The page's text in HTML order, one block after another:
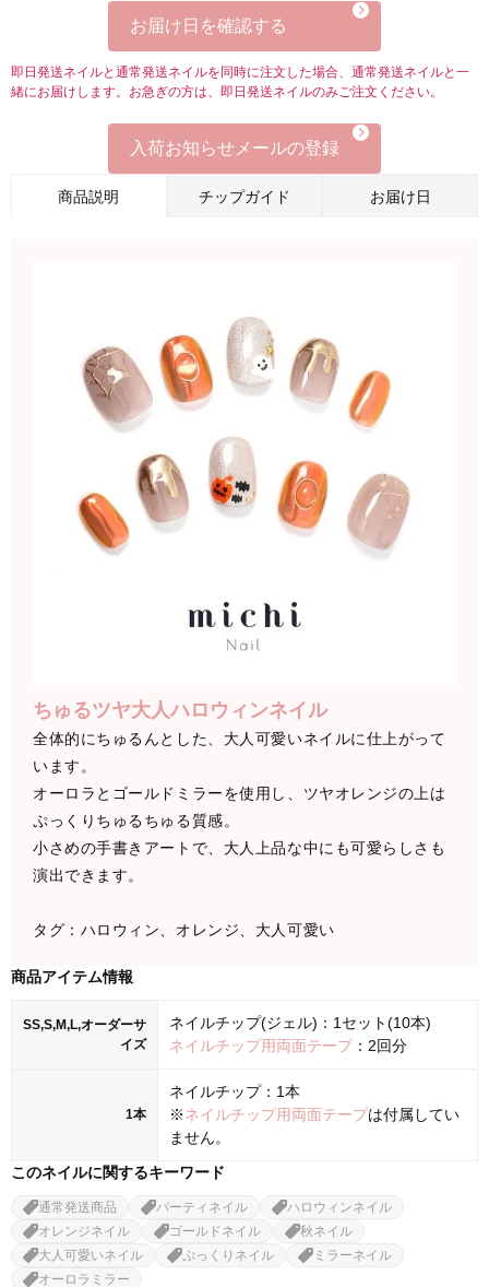
お届け日を確認する
即日発送ネイルと通常発送ネイルを同時に注文した場合、通常発送ネイルと一
緒にお届けします。お急ぎの方は、即日発送ネイルのみご注文ください。
入荷お知らせメールの登録
商品説明 チップガイド お届け日
ちゅるツヤ大人ハロウィンネイル
全体的にちゅるんとした、大人可愛いネイルに仕上がって
います。
オーロラとゴールドミラーを使用し、ツヤオレンジの上は
ぷっくりちゅるちゅる質感。
小さめの手書きアートで、大人上品な中にも可愛らしさも
演出できます。
タグ：ハロウィン、オレンジ、大人可愛い
商品アイテム情報
SS,S,M,L,オーダーサ
イズ
ネイルチップ(ジェル)：1セット(10本)
ネイルチップ用両面テープ：2回分
1本
ネイルチップ：1本
※ネイルチップ用両面テープは付属してい
ません。
このネイルに関するキーワード
通常発送商品 パーティネイル
ハロウィンネイル
オレンジネイル
ゴールドネイル
秋ネイル
大人可愛いネイル
ぷっくりネイル
ミラーネイル
オーロラミラー